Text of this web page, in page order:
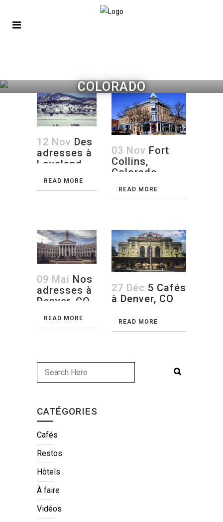
COLORADO
12 Nov Des
adresses à
Loveland,
READ MORE
03 Nov Fort
Collins,
Colorado
READ MORE
09 Mai Nos
adresses à
Denver, CO
READ MORE
27 Déc 5 Cafés
à Denver, CO
READ MORE
CATÉGORIES
Cafés
Restos
Hôtels
À faire
Vidéos